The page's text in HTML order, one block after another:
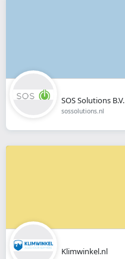
SOS Solutions B.V.
sossolutions.nl
Klimwinkel.nl